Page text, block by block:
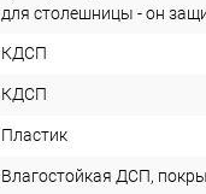
для столешницы - он
КДСП
КДСП
Пластик
Влагостойкая ДСП,